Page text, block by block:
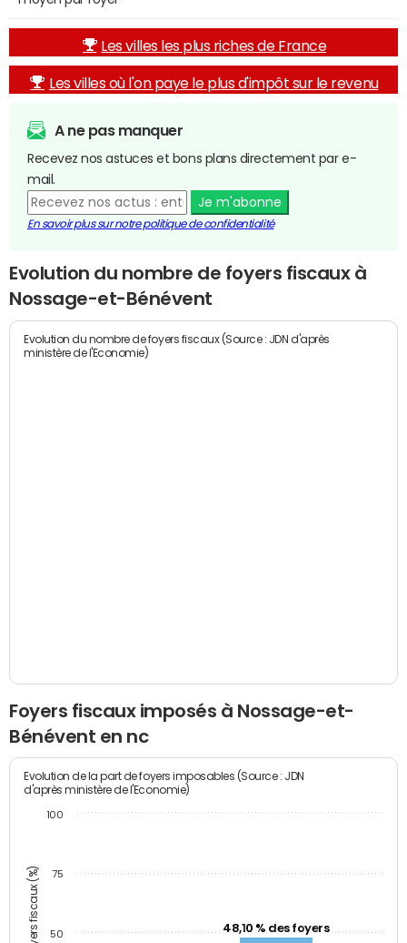
Les villes les plus riches de France
Les villes où l'on paye le plus d'impôt sur le revenu
A ne pas manquer
Recevez nos astuces et bons plans directement par e-
mail.
Je m'abonne
En savoir plus sur notre politique de confidentialité
Evolution du nombre de foyers fiscaux à
Nossage-et-Bénévent
Evolution du nombre de foyers fiscaux (Source : JDN d'après
ministère de l'Economie)
Foyers fiscaux imposés à Nossage-et-
Bénévent en nc
Evolution de la part de foyers imposables (Source : JDN
d'après ministère de l'Economie)
48,10 % des foyers
50
75
100